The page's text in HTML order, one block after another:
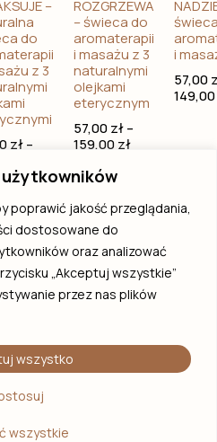
poprawić jakość przeglądania,
dostosowane do
oraz analizować
„Akceptuj wszystkie”
przez nas plików
wszystkie
wszystko
–
do
z 3
zł–
ROZGRZEWA
– świeca do
aromaterapii
i masażu z 3
naturalnymi
olejkami
eterycznym
57,00zł–
159,00zł
options
i
57,00
and
policy